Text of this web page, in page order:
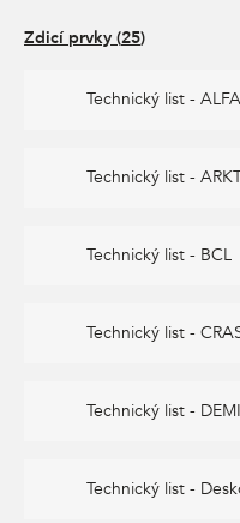
Zdicí prvky (25)
Technický list -
Technický list -
Technický list - BCL
Technický list -
Technický list -
Technický list -